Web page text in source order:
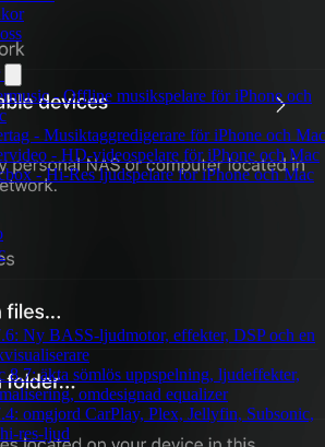
- Offline musikspelare för iPhone och
- Musiktaggredigerare för iPhone och Mac
- HD-videospelare för iPhone och Mac
- Hi-Res ljudspelare for iPhone och Mac
Ny BASS-ljudmotor, effekter, DSP och en
8.7: äkta sömlös uppspelning, ljudeffekter,
omdesignad equalizer
omgjord CarPlay, Plex, Jellyfin, Subsonic,
res-ljud